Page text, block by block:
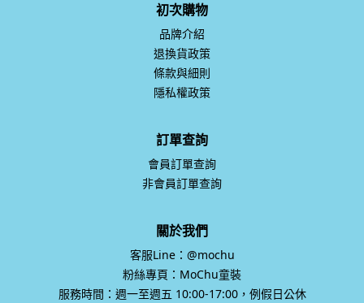
初次購物
品牌介紹
退換貨政策
條款與細則
隱私權政策
訂單查詢
會員訂單查詢
非會員訂單查詢
關於我們
客服Line：@mochu
粉絲專頁：MoChu童裝
服務時間：週一至週五 10:00-17:00，例假日公休